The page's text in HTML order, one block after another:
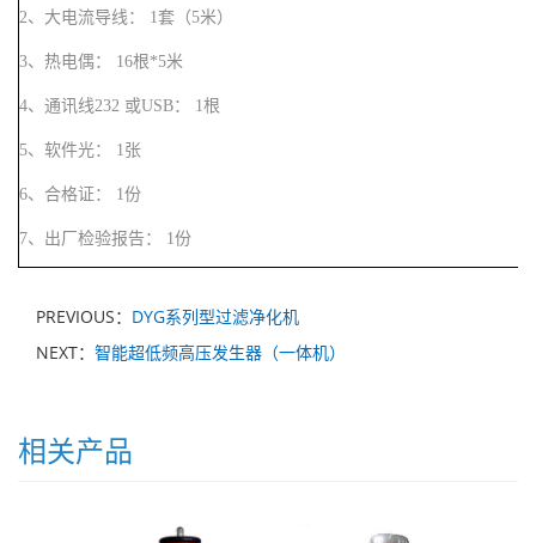
2、大电流导线 ： 1套（5米）
3、热电偶 ： 16根*5米
4、通讯线232 或USB： 1根
5、软件光： 1张
6、合格证 ： 1份
7、出厂检验报告 ： 1份
PREVIOUS： DYG系列型过滤净化机
NEXT： 智能超低频高压发生器（一体机）
相关产品